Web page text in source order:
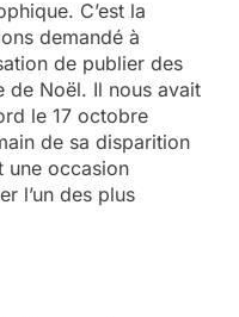
C’est la
demandé à
de publier des
de Noël. Il nous avait
le 17 octobre
de sa disparition
une occasion
l’un des plus